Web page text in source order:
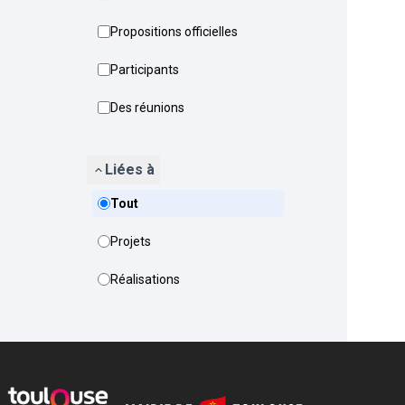
Propositions officielles
Participants
Des réunions
Liées à
Tout
Projets
Réalisations